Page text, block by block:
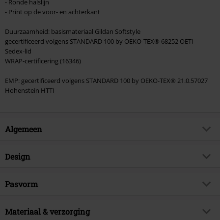
- Ronde halslijn
- Print op de voor- en achterkant
Duurzaamheid: basismateriaal Gildan Softstyle
gecertificeerd volgens STANDARD 100 by OEKO-TEX® 68252 OETI
Sedex-lid
WRAP-certificering (16346)
EMP: gecertificeerd volgens STANDARD 100 by OEKO-TEX® 21.0.57027
Hohenstein HTTI
Algemeen
Artikelnr.
Muziekgenre
Design
Producttype
Bedrukt
Pasvorm
Pasvorm/Tops
Materiaal & verzorging